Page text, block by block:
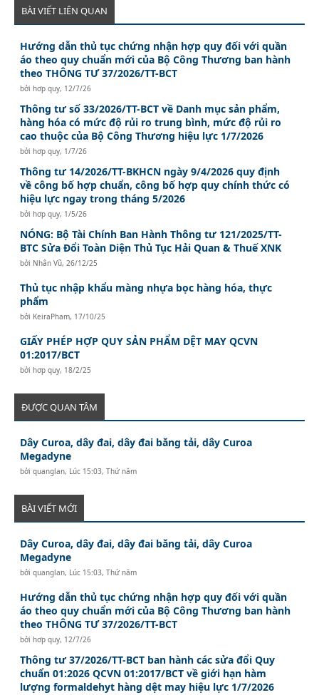
BÀI VIẾT LIÊN QUAN
Hướng dẫn thủ tục chứng nhận hợp quy đối với quần
áo theo quy chuẩn mới của Bộ Công Thương ban hành
theo THÔNG TƯ 37/2026/TT-BCT
bởihơp quy, 12/7/26
Thông tư số 33/2026/TT-BCT về Danh mục sản phẩm,
hàng hóa có mức độ rủi ro trung bình, mức độ rủi ro
cao thuộc của Bộ Công Thương hiệu lực 1/7/2026
bởihơp quy, 1/7/26
Thông tư 14/2026/TT-BKHCN ngày 9/4/2026 quy định
về công bố hợp chuẩn, công bố hợp quy chính thức có
hiệu lực ngay trong tháng 5/2026
bởihơp quy, 1/5/26
NÓNG: Bộ Tài Chính Ban Hành Thông tư 121/2025/TT-
BTC Sửa Đổi Toàn Diện Thủ Tục Hải Quan & Thuế XNK
bởi Nhân Vũ, 26/12/25
Thủ tục nhập khẩu màng nhựa bọc hàng hóa, thực
phẩm
bởi KeiraPham, 17/10/25
GIẤY PHÉP HỢP QUY SẢN PHẨM DỆT MAY QCVN
01:2017/BCT
bởihơp quy, 18/2/25
ĐƯỢC QUAN TÂM
Dây Curoa, dây đai, dây đai băng tải, dây Curoa
Megadyne
bởiquanglan, Lúc 15:03, Thứ năm
BÀI VIẾT MỚI
Dây Curoa, dây đai, dây đai băng tải, dây Curoa
Megadyne
bởiquanglan, Lúc 15:03, Thứ năm
Hướng dẫn thủ tục chứng nhận hợp quy đối với quần
áo theo quy chuẩn mới của Bộ Công Thương ban hành
theo THÔNG TƯ 37/2026/TT-BCT
bởihơp quy, 12/7/26
Thông tư 37/2026/TT-BCT ban hành các sửa đổi Quy
chuẩn 01:2026 QCVN 01:2017/BCT về giới hạn hàm
lượng formaldehyt hàng dệt may hiệu lực 1/7/2026